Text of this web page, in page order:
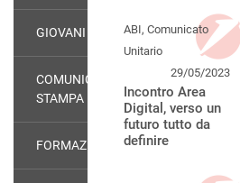
GIOVANI
COMUNICATI
STAMPA
FORMAZIONE
ABI, Comunicato
Unitario
29/05/2023
Incontro Area
Digital, verso un
futuro tutto da
definire